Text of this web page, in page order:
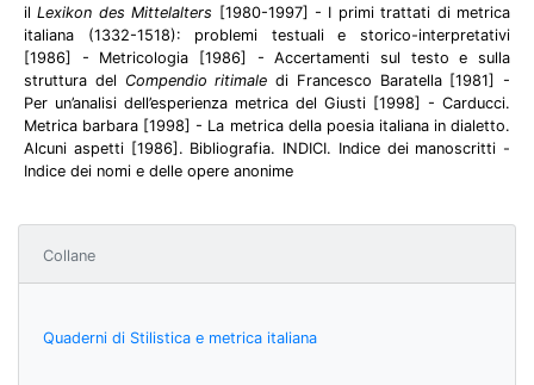
ilLexikon des Mittelalters [1980-1997] - I primi trattati di metrica
italiana (1332-1518): problemi testuali e storico-interpretativi
[1986] - Metricologia [1986] - Accertamenti sul testo e sulla
struttura del Compendio ritimale di Francesco Baratella [1981] -
Per un’analisi dell’esperienza metrica del Giusti [1998] - Carducci.
Metrica barbara [1998] - La metrica della poesia italiana in dialetto.
Alcuni aspetti [1986]. Bibliografia. INDICI. Indice dei manoscritti -
Indice dei nomi e delle opere anonime
Collane
Quaderni di Stilistica e metrica italiana